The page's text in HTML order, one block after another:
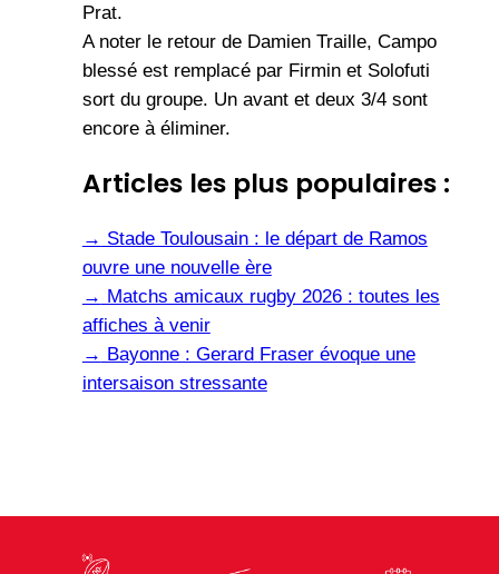
Prat.
A noter le retour de Damien Traille, Campo
blessé est remplacé par Firmin et Solofuti
sort du groupe. Un avant et deux 3/4 sont
encore à éliminer.
Articles les plus populaires :
→ Stade Toulousain : le départ de Ramos
ouvre une nouvelle ère
→ Matchs amicaux rugby 2026 : toutes les
affiches à venir
→ Bayonne : Gerard Fraser évoque une
intersaison stressante